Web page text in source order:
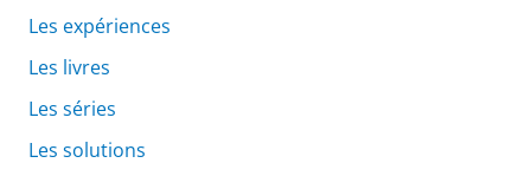
Les expériences
Les livres
Les séries
Les solutions